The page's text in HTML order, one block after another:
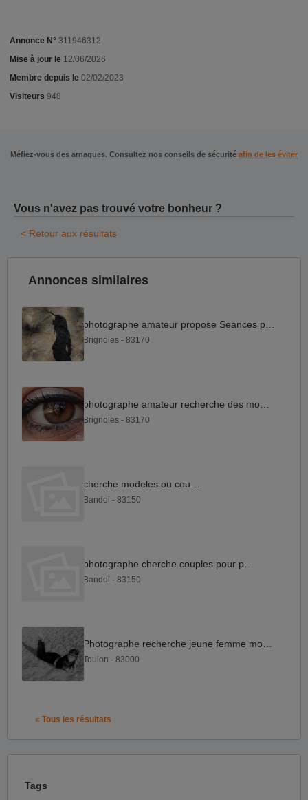
Annonce N° 311946312
Mise à jour le 12/06/2026
Membre depuis le 02/02/2023
Visiteurs 948
Méfiez-vous des arnaques. Consultez nos conseils de sécurité afin de les éviter
Vous n'avez pas trouvé votre bonheur ?
< Retour aux résultats
Annonces similaires
Brignoles - 83170
Brignoles - 83170
Bandol - 83150
Bandol - 83150
Toulon - 83000
« Tous les résultats
Tags